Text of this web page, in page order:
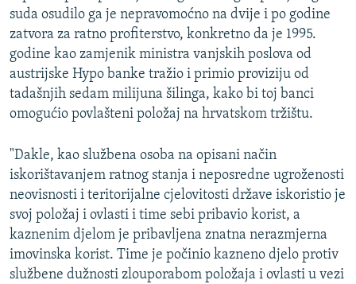
suda osudilo ga je nepravomoćno na dvije i po godine
zatvora za ratno profiterstvo, konkretno da je 1995.
godine kao zamjenik ministra vanjskih poslova od
austrijske Hypo banke tražio i primio proviziju od
tadašnjih sedam milijuna šilinga, kako bi toj banci
omogućio povlašteni položaj na hrvatskom tržištu.
"Dakle, kao službena osoba na opisani način
iskorištavanjem ratnog stanja i neposredne ugroženosti
neovisnosti i teritorijalne cjelovitosti države iskoristio je
svoj položaj i ovlasti i time sebi pribavio korist, a
kaznenim djelom je pribavljena znatna nerazmjerna
imovinska korist. Time je počinio kazneno djelo protiv
službene dužnosti zlouporabom položaja i ovlasti u vezi